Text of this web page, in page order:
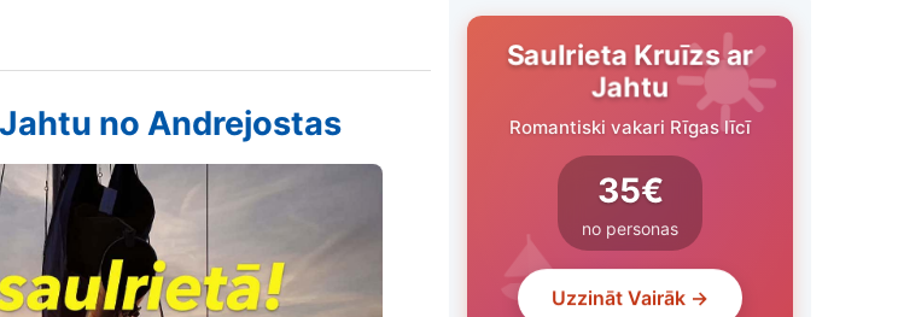
no Andrejostas
Saulrieta Kruīzs ar
Jahtu
Romantiski vakari Rīgas līcī
35€
no personas
Uzzināt Vairāk →